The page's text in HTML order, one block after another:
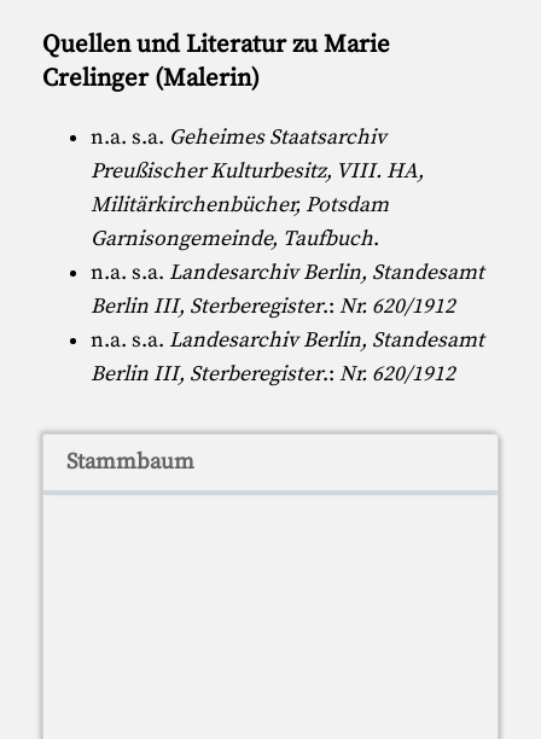
Quellen und Literatur zu Marie
Crelinger (Malerin)
n.a. s.a. Geheimes Staatsarchiv
Preußischer Kulturbesitz, VIII. HA,
Militärkirchenbücher, Potsdam
Garnisongemeinde, Taufbuch.
n.a. s.a. Landesarchiv Berlin, Standesamt
Berlin III, Sterberegister.:Nr. 620/1912
n.a. s.a. Landesarchiv Berlin, Standesamt
Berlin III, Sterberegister.:Nr. 620/1912
Stammbaum